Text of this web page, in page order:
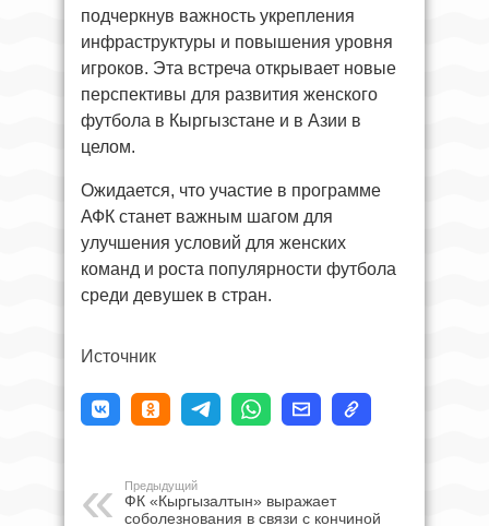
подчеркнув важность укрепления
инфраструктуры и повышения уровня
игроков. Эта встреча открывает новые
перспективы для развития женского
футбола в Кыргызстане и в Азии в
целом.
Ожидается, что участие в программе
АФК станет важным шагом для
улучшения условий для женских
команд и роста популярности футбола
среди девушек в стран.
Источник
Предыдущий
ФК «Кыргызалтын» выражает
соболезнования в связи с кончиной